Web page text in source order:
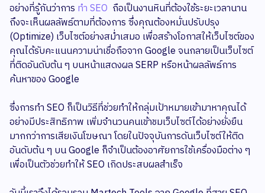
อย่างที่รู้กันว่าการ ทำ SEO ถือเป็นงานหินที่ต้องใช้ระยะเวลานาน
ถึงจะเห็นผลลัพธ์ตามที่ต้องการ ซึ่งคุณต้องหมั่นปรับปรุง
(Optimize) เว็บไซต์อย่างสม่ำเสมอ เพื่อสร้างโอกาสให้เว็บไซต์ของ
คุณได้รับคะแนนความน่าเชื่อถือจาก Google จนกลายเป็นเว็บไซต์
ที่ติดอันดับต้น ๆ บนหน้าแสดงผล SERP หรือหน้าผลลัพธ์การ
ค้นหาของ Google
ซึ่งการทำ SEO ก็เป็นวิธีที่ช่วยทำให้กลุ่มเป้าหมายเข้ามาหาคุณได้
อย่างมีประสิทธิภาพ เพิ่มจำนวนคนเข้าชมเว็บไซต์ได้อย่างยั่งยืน
มากกว่าการเสียเงินโฆษณา โดยในปัจจุบันการดันเว็บไซต์ให้ติด
อันดับต้น ๆ บน Google ก็จำเป็นต้องอาศัยการใช้เครื่องมือต่าง ๆ
เพื่อเป็นตัวช่วยทำให้ SEO เกิดประสบผลสำเร็จ